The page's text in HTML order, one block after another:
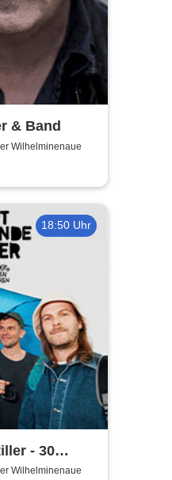
& Band
Wilhelminenaue
18:50 Uhr
- 30
Wilhelminenaue